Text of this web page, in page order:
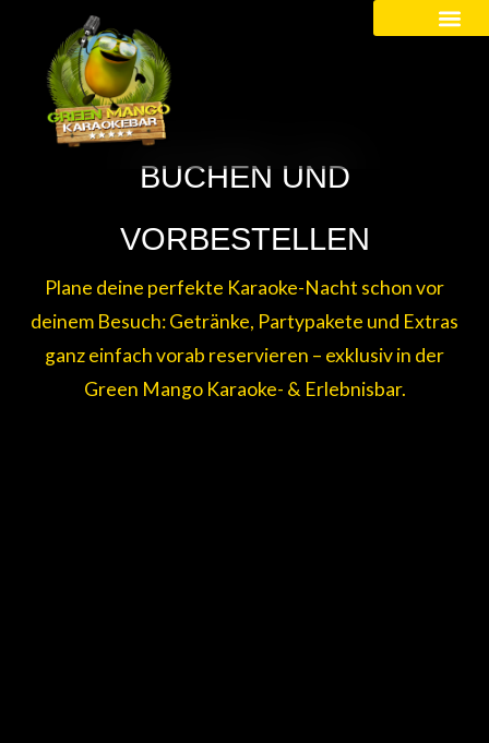
BUCHEN UND
VORBESTELLEN
Plane deine perfekte Karaoke-Nacht schon vor
deinem Besuch: Getränke, Partypakete und Extras
ganz einfach vorab reservieren – exklusiv in der
Green Mango Karaoke- & Erlebnisbar.